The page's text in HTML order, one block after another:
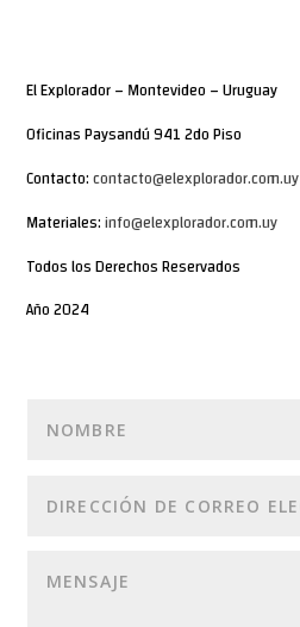
El Explorador – Montevideo – Uruguay
Oficinas Paysandú 941 2do Piso
Contacto:contacto@elexplorador.com.uy
Materiales:info@elexplorador.com.uy
Todos los Derechos Reservados
Año 2024